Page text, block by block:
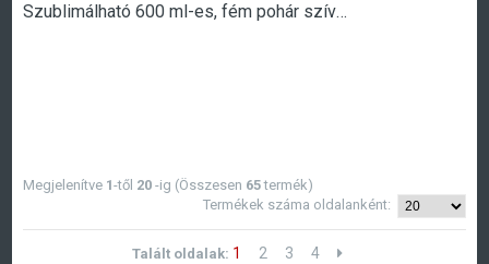
Szublimálható 600 ml-es, fém pohár szívószállal- ezüst csillámos
Megjelenítve 1-től 20-ig (Összesen 65termék)
Termékek száma oldalanként:
Talált oldalak: 1 2 3 4